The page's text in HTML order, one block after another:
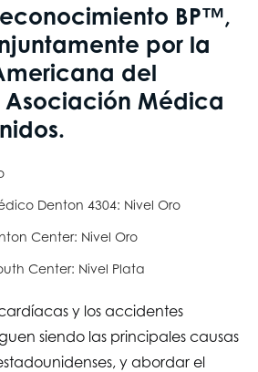
BP™,
por la
del
Asociación Médica
Denton 4304: Nivel Oro
Center: Nivel Oro
Center: Nivel Plata
y los accidentes
siendo las principales causas
y abordar el